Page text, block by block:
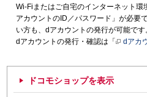
Wi-Fiまたはご自宅のインターネット環
アカウントのID／パスワード」が必要
い方も、dアカウントの発行が可能です
dアカウントの発行・確認は「
dアカ
ドコモショップを表示